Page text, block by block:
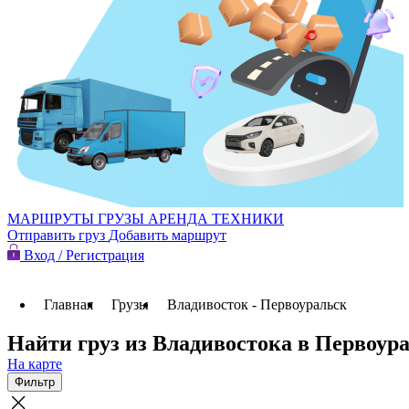
МАРШРУТЫ ГРУЗЫ АРЕНДА ТЕХНИКИ
Отправить груз Добавить маршрут
Вход / Регистрация
Главная Грузы Владивосток - Первоуральск
Найти груз из Владивостока в
На карте
Фильтр